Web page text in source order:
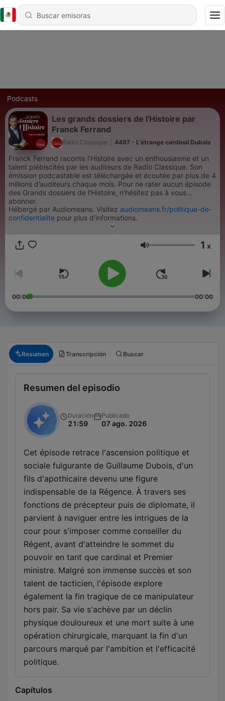
Podcasts
Les grands dossiers de l'Histoire par
Franck Ferrand
Radio Classique 4497 - L'étrange cardinal Dubois
Franck Ferrand raconte l’Histoire avec un enthousiasme et un
talent plébiscités par les auditeurs de Radio Classique. Son
émission podcastable est téléchargée et écoutée par plus de 4
millions d’auditeurs chaque mois. Pour ne rater aucun épisode
des Grands dossiers de l'Histoire, n'hésitez pas à vous
abonner.
Hébergé par Audiomeans. Visitez audiomeans.fr/politique-de-
confidentialite pour plus d'informations.
Volumen 1 x
00:00 00:00
Resumen Transcripción Buscar
Resumen del episodio
Duración
21:59
Publicado
07 ago. 2026
Cet épisode retrace l'ascension politique et
sociale fulgurante de Guillaume Dubois, d'un
fils d'apothicaire devenu une figure
indispensable de la Régence. À travers ses
fonctions de précepteur puis de diplomate, il
parvient à naviguer entre les intrigues de la
cour pour s'imposer comme conseiller du
Régent, avant d'atteindre le sommet du
pouvoir en tant que cardinal et Premier
ministre. Malgré son immense succès et son
talent de tacticien, l'épisode explore
également la fin tragique de ce manipulateur
hors pair. Sa vie s'achève par un déclin
physique douloureux et une mort suite à une
opération chirurgicale, marquant la fin d'un
parcours marqué par l'ambition et l'efficacité
politique.
Capítulos